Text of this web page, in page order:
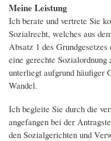
Meine Leistung
Ich berate und vertrete Sie
Sozialrecht, welches aus
Absatz 1 des
eine gerechte
unterliegt aufgrund häufiger
Wandel.
Ich begleite Sie durch die
angefangen bei der
den Sozialgerichten und